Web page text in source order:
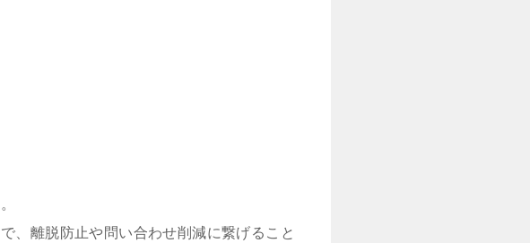
、離脱防止や問い合わせ削減に繋げること